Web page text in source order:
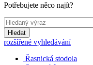
Potřebujete něco najít?
Hledat
rozšířené vyhledávání
Řasnická stodola